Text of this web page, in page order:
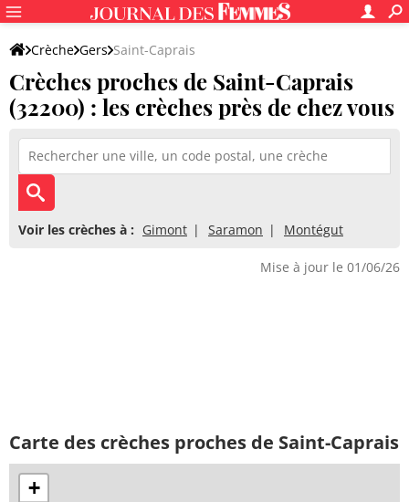
Crèche Gers Saint-Caprais
Crèches proches de Saint-Caprais
(32200) : les crèches près de chez vous
Voir les crèches à : Gimont Saramon Montégut
Mise à jour le 01/06/26
Carte des crèches proches de Saint-Caprais
+